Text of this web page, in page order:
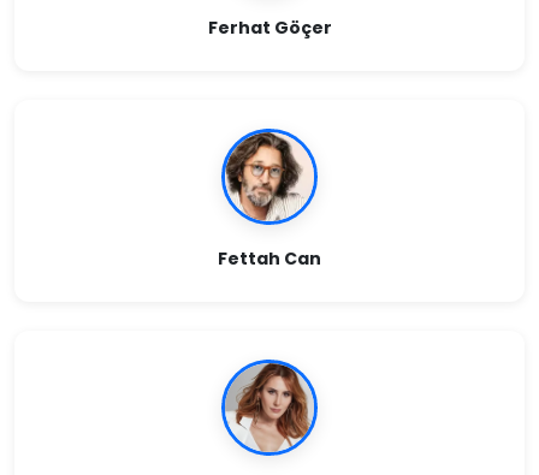
Ferhat Göçer
Fettah Can